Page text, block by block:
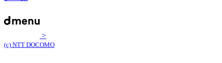
>
(c) NTT DOCOMO